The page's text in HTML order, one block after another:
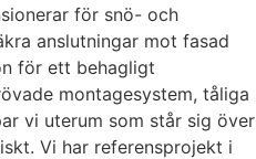
för snö- och
anslutningar mot fasad
för ett behagligt
montagesystem, tåliga
vi uterum som står sig över
Vi har referensprojekt i